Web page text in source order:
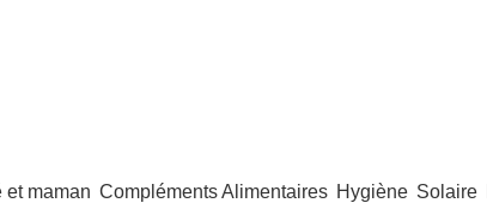
et maman Compléments Alimentaires Hygiène Solaire